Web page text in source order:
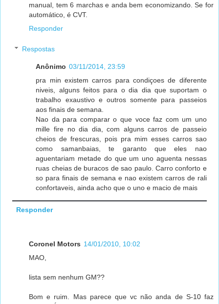
manual, tem 6 marchas e anda bem economizando. Se for
automático, é CVT.
Responder
Respostas
Anônimo 03/11/2014, 23:59
pra min existem carros para condiçoes de diferente
niveis, alguns feitos para o dia dia que suportam o
trabalho exaustivo e outros somente para passeios
aos finais de semana.
Nao da para comparar o que voce faz com um uno
mille fire no dia dia, com alguns carros de passeio
cheios de frescuras, pois pra mim esses carros sao
como samanbaias, te garanto que eles nao
aguentariam metade do que um uno aguenta nessas
ruas cheias de buracos de sao paulo. Carro conforto e
so para finais de semana e nao existem carros de rali
confortaveis, ainda acho que o uno e macio de mais
Responder
Coronel Motors 14/01/2010, 10:02
MAO,
lista sem nenhum GM??
Bom e ruim. Mas parece que vc não anda de S-10 faz